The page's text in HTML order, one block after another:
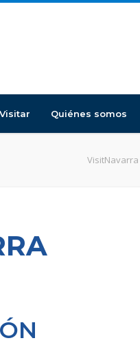
Visitar Quiénes somos
VisitNavarra